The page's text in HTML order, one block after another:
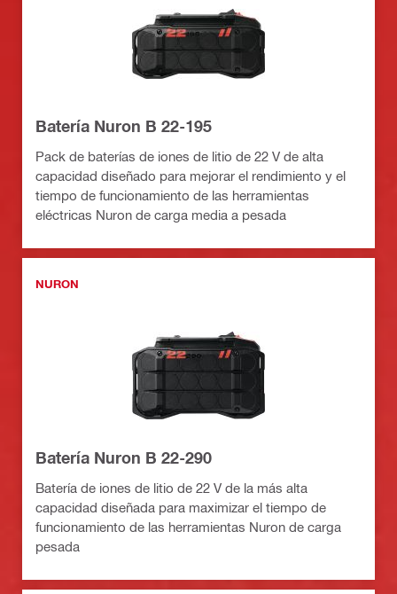
Batería Nuron B 22-195
Pack de baterías de iones de litio de 22 V de alta
capacidad diseñado para mejorar el rendimiento y el
tiempo de funcionamiento de las herramientas
eléctricas Nuron de carga media a pesada
NURON
Batería Nuron B 22-290
Batería de iones de litio de 22 V de la más alta
capacidad diseñada para maximizar el tiempo de
funcionamiento de las herramientas Nuron de carga
pesada